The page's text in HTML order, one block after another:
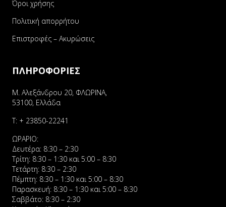
Όροι χρήσης
Πολιτική απορρήτου
Επιστροφές – Ακυρώσεις
ΠΛΗΡΟΦΟΡΙΕΣ
Μ. Αλεξάνδρου 20, ΦΛΩΡΙΝΑ,
53100, Ελλάδα
Τ: + 23850-22241
ΩΡΑΡΙΟ:
Δευτέρα: 8:30 – 2:30
Τρίτη: 8:30 – 1:30 και 5:00 – 8:30
Τετάρτη: 8:30 – 2:30
Πέμπτη: 8:30 – 1:30 και 5:00 – 8:30
Παρασκευή: 8:30 – 1:30 και 5:00 – 8:30
Σαββάτο: 8:30 – 2:30